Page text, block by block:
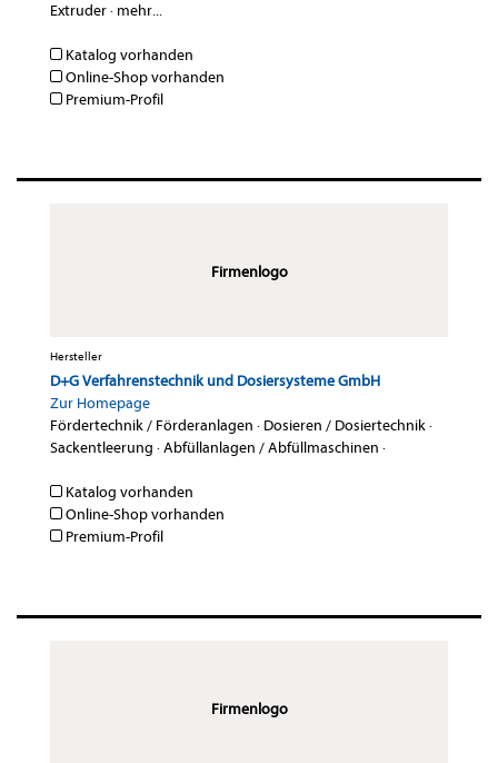
Extruder· mehr...
Katalog vorhanden
Online-Shop vorhanden
Premium-Profil
Firmenlogo
Hersteller
D+G Verfahrenstechnik und Dosiersysteme GmbH
Zur Homepage
Fördertechnik / Förderanlagen · Dosieren / Dosiertechnik·
Sackentleerung ·Abfüllanlagen / Abfüllmaschinen ·
Katalog vorhanden
Online-Shop vorhanden
Premium-Profil
Firmenlogo